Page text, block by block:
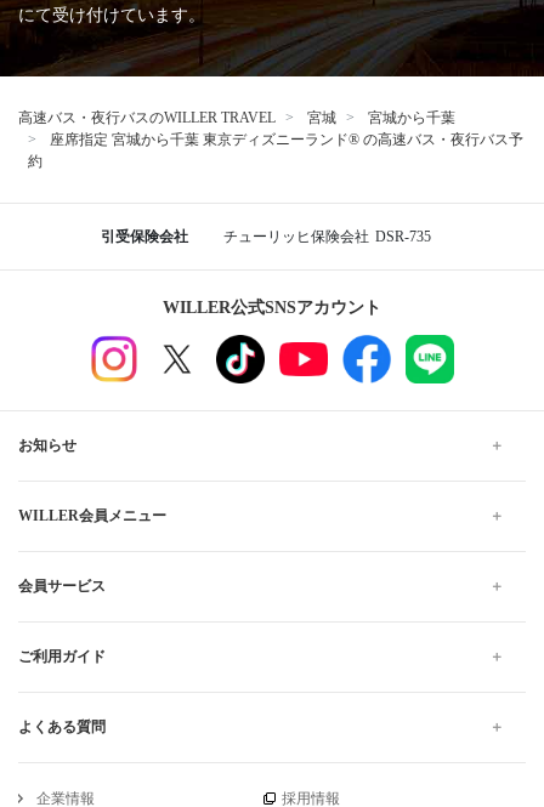
にて受け付けています。
高速バス・夜行バスのWILLER TRAVEL 宮城
宮城から千葉
座席指定 宮城から千葉 東京ディズニーランド® の高速バス・夜行バス予
約
引受保険会社 チューリッヒ保険会社 DSR-735
WILLER公式SNSアカウント
お知らせ
WILLER会員メニュー
会員サービス
ご利用ガイド
よくある質問
企業情報 採用情報